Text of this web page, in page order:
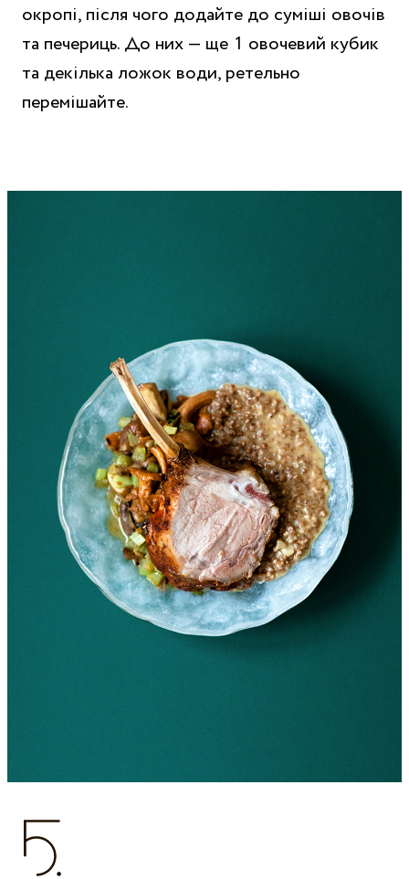
окропі, після чого додайте до суміші овочів
та печериць. До них — ще 1 овочевий кубик
та декілька ложок води, ретельно
перемішайте.